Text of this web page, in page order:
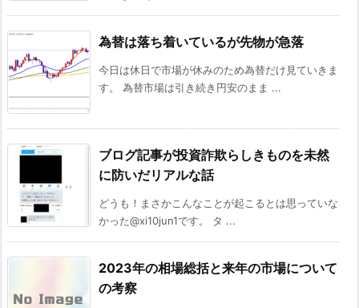
為替は落ち着いているが先物が急落
今日は休日で市場が休みのため為替だけ見ていきま
す。 為替市場は引き続き円安のまま ...
ブログ記事が投資詐欺らしきものを未然
に防いだリアルな話
どうも！まさかこんなことが起こるとは思っていな
かった@xi10jun1です。 タ ...
2023年の相場総括と来年の市場について
の考察